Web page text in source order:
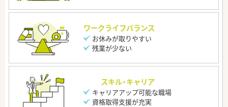
ワークライフバランス
お休みが取りやすい
残業が少ない
スキル・キャリア
キャリアアップ可能な職場
資格取得支援が充実